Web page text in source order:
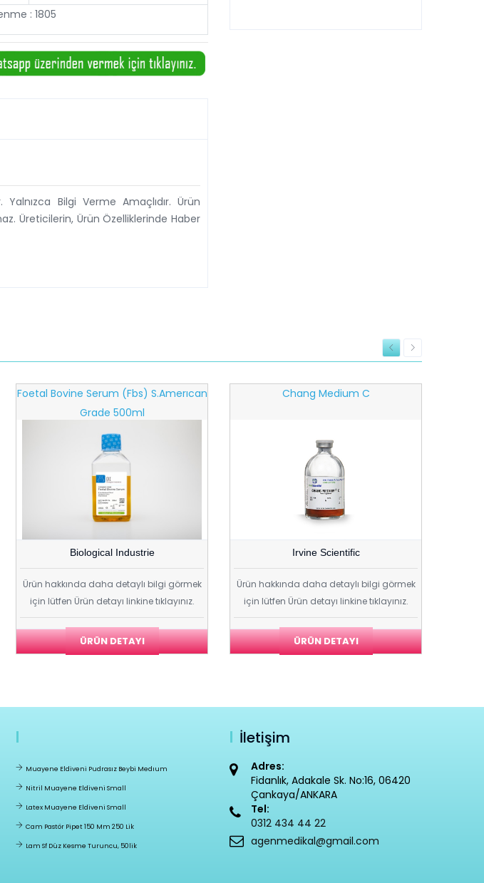
: 1805
Bilgi Verme Amaçlıdır. Ürün
Üreticilerin, Ürün Özelliklerinde Haber
Foetal Bovine Serum (fbs) S.amerıcan
Grade 500ml
Biological Industrie
Ürün hakkında daha detaylı bilgi görmek
için lütfen Ürün detayı linkine tıklayınız.
ÜRÜN DETAYI
Chang Medium C
Irvine Scientific
Ürün hakkında daha detaylı bilgi görmek
için lütfen Ürün detayı linkine tıklayınız.
ÜRÜN DETAYI
Muayene Eldiveni Pudrasız Beybi Medıum
Nitril Muayene Eldiveni Small
Latex Muayene Eldiveni Small
Cam Pastör Pipet 150 Mm 250 Lik
Lam Sf Düz Kesme Turuncu, 50lik
İletişim
Adres:
Fidanlık, Adakale Sk. No:16, 06420
Çankaya/ANKARA
Tel:
0312 434 44 22
agenmedikal@gmail.com